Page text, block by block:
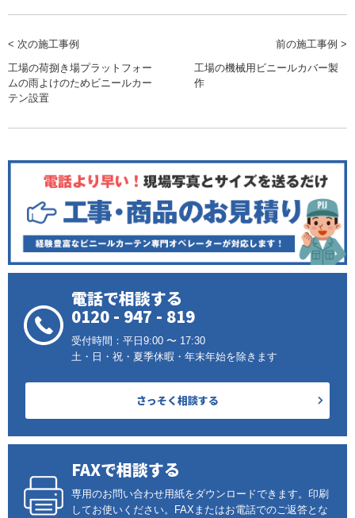
< 次の施工事例
工場の荷捌き場プラットフォー
ムの雨よけのためビニールカー
テン設置
前の施工事例 >
工場の機械用ビニールカバー製
作
電話で相談する
0120 - 947 - 819
受付時間：平日9:00 〜 17:30
土・日・祝・夏季休暇・年末年始を除きます
さっそく相談する
FAXで相談する
専用のお問い合わせ用紙をダウンロードできます。印刷
してお使いください。FAXまたはお電話でのご返答とな